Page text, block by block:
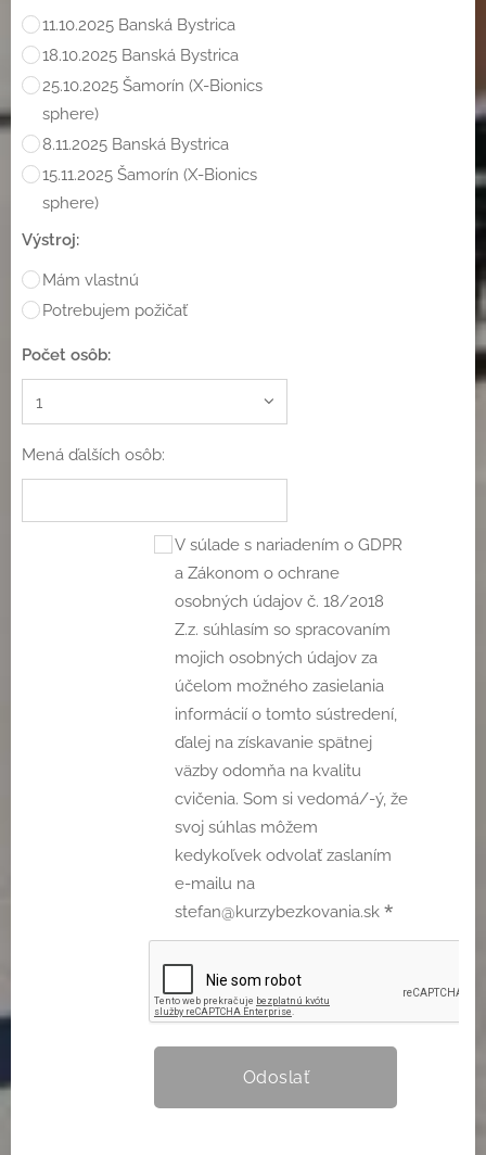
11.10.2025 Banská Bystrica
18.10.2025 Banská Bystrica
25.10.2025 Šamorín (X-Bionics
sphere)
8.11.2025 Banská Bystrica
15.11.2025 Šamorín (X-Bionics
sphere)
Výstroj:
Mám vlastnú
Potrebujem požičať
Počet osôb:
Mená ďalších osôb:
V súlade s nariadením o GDPR
a Zákonom o ochrane
osobných údajov č. 18/2018
Z.z. súhlasím so spracovaním
mojich osobných údajov za
účelom možného zasielania
informácií o tomto sústredení,
ďalej na získavanie spätnej
väzby odomňa na kvalitu
cvičenia. Som si vedomá/-ý, že
svoj súhlas môžem
kedykoľvek odvolať zaslaním
e-mailu na
stefan@kurzybezkovania.sk
Odoslať